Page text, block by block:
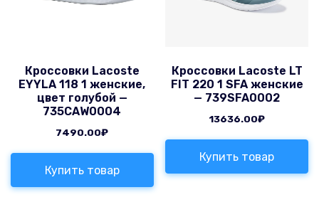
Кроссовки Lacoste
EYYLA 118 1 женские,
цвет голубой —
735CAW0004
7490.00₽
Купить товар
Кроссовки Lacoste LT
FIT 220 1 SFA женские
— 739SFA0002
13636.00₽
Купить товар